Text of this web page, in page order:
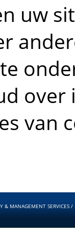
uw
over
van
& MANAGEMENT